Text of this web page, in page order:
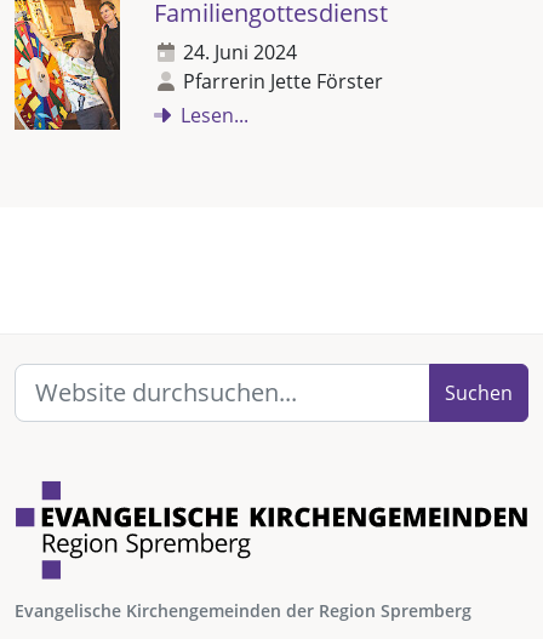
Familiengottesdienst
24. Juni 2024
Pfarrerin Jette Förster
Lesen...
Suchen
Evangelische Kirchengemeinden der Region Spremberg